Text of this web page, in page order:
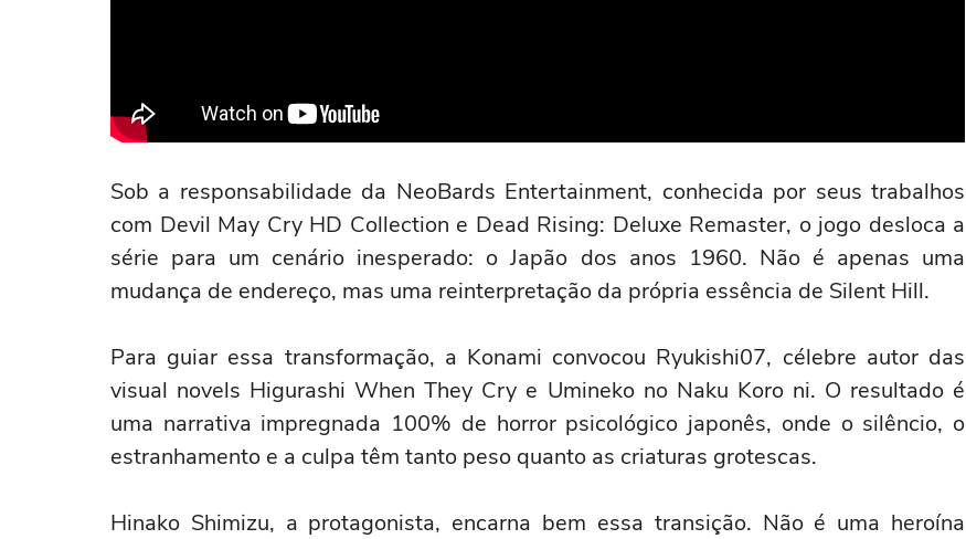
Sob a responsabilidade da NeoBards Entertainment, conhecida por seus trabalhos
com Devil May Cry HD Collection e Dead Rising: Deluxe Remaster, o jogo desloca a
série para um cenário inesperado: o Japão dos anos 1960. Não é apenas uma
mudança de endereço, mas uma reinterpretação da própria essência de Silent Hill.
Para guiar essa transformação, a Konami convocou Ryukishi07, célebre autor das
visual novels Higurashi When They Cry e Umineko no Naku Koro ni. O resultado é
uma narrativa impregnada 100% de horror psicológico japonês, onde o silêncio, o
estranhamento e a culpa têm tanto peso quanto as criaturas grotescas.
Hinako Shimizu, a protagonista, encarna bem essa transição. Não é uma heroína